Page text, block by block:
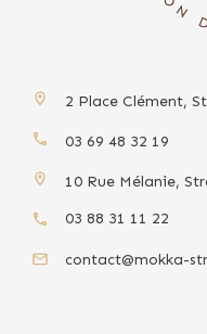
2 Place Clément,
03 69 48 32 19
10 Rue Mélanie,
03 88 31 11 22
contact@mokka-